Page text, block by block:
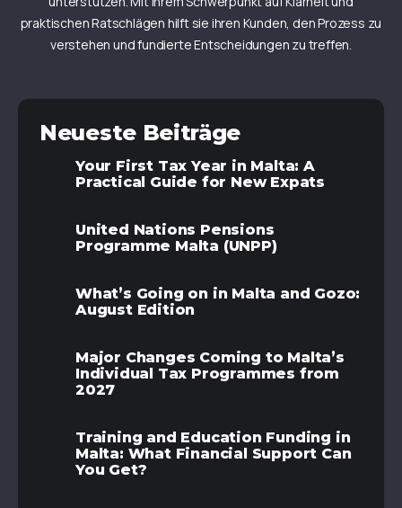
praktischen Ratschlägen hilft sie ihren Kunden, den Prozess zu
verstehen und fundierte Entscheidungen zu treffen.
Neueste Beiträge
Your First Tax Year in Malta: A
Practical Guide for New Expats
United Nations Pensions
Programme Malta (UNPP)
What’s Going on in Malta and Gozo:
August Edition
Major Changes Coming to Malta’s
Individual Tax Programmes from
2027
Training and Education Funding in
Malta: What Financial Support Can
You Get?